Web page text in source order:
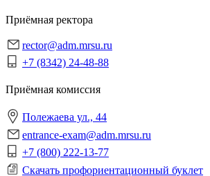
Приёмная ректора
rector@adm.mrsu.ru
+7 (8342) 24-48-88
Приёмная комиссия
Полежаева ул., 44
entrance-exam@adm.mrsu.ru
+7 (800) 222-13-77
Скачать профориентационный буклет